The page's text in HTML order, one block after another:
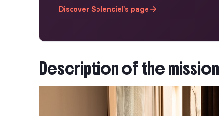
Discover Solenciel's page
Description of the mission